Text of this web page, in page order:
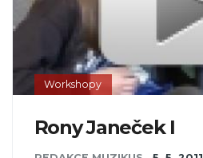
Workshopy
Rony Janeček I